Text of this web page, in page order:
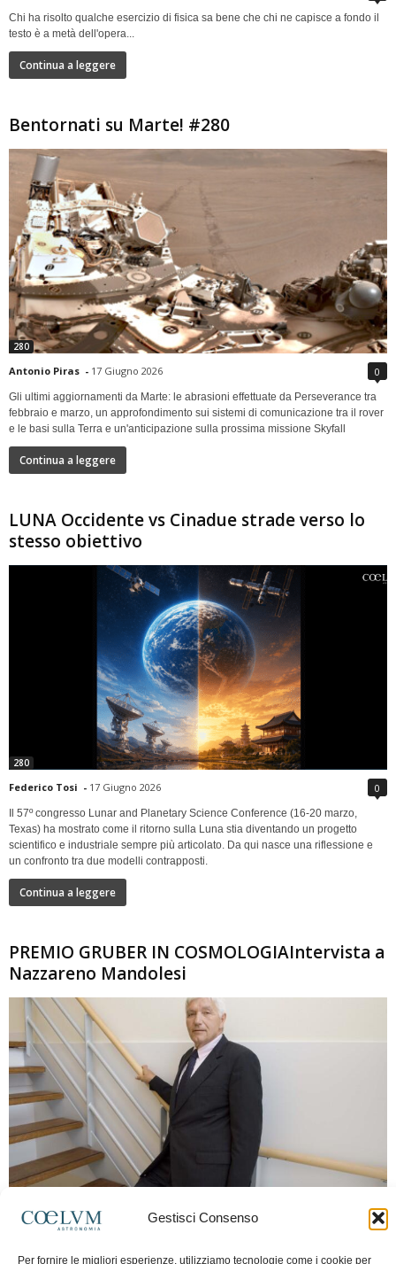
Gestisci Consenso
Per fornire le migliori esperienze, utilizziamo tecnologie come i cookie per
Chi ha risolto qualche esercizio di fisica sa bene che chi ne capisce a fondo il
testo è a metà dell'opera...
Continua a leggere
Bentornati su Marte! #280
280
Antonio Piras - 17 Giugno 2026 0
Gli ultimi aggiornamenti da Marte: le abrasioni effettuate da Perseverance tra
febbraio e marzo, un approfondimento sui sistemi di comunicazione tra il rover
e le basi sulla Terra e un'anticipazione sulla prossima missione Skyfall
Continua a leggere
LUNA Occidente vs Cinadue strade verso lo
stesso obiettivo
280
Federico Tosi - 17 Giugno 2026 0
Il 57º congresso Lunar and Planetary Science Conference (16-20 marzo,
Texas) ha mostrato come il ritorno sulla Luna stia diventando un progetto
scientifico e industriale sempre più articolato. Da qui nasce una riflessione e
un confronto tra due modelli contrapposti.
Continua a leggere
PREMIO GRUBER IN COSMOLOGIAIntervista a
Nazzareno Mandolesi
Frida Paolella - 16 Giugno 2026 0
spaziale europea e della missione Planck. Il dialogo ripercorre i principali